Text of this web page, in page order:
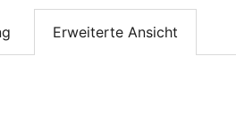
Erweiterte Ansicht